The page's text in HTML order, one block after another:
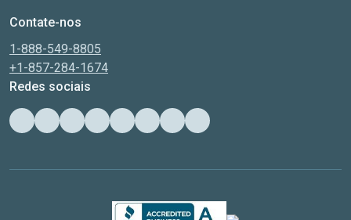
Contate-nos
1-888-549-8805
+1-857-284-1674
Redes sociais